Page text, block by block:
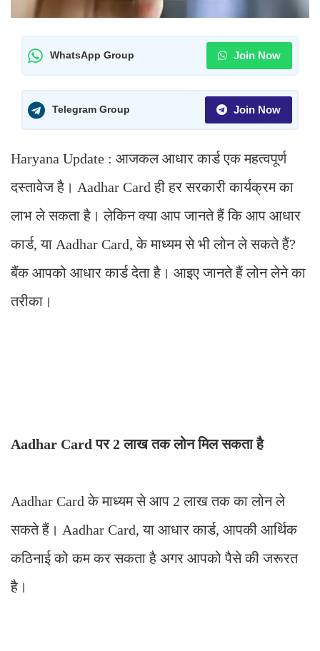
WhatsApp Group Join Now
Telegram Group Join Now
Haryana Update : आजकल आधार कार्ड एक महत्वपूर्ण
दस्तावेज है। Aadhar Card ही हर सरकारी कार्यक्रम का
लाभ ले सकता है। लेकिन क्या आप जानते हैं कि आप आधार
कार्ड, या Aadhar Card, के माध्यम से भी लोन ले सकते हैं?
बैंक आपको आधार कार्ड देता है। आइए जानते हैं लोन लेने का
तरीका।
Aadhar Card पर 2 लाख तक लोन मिल सकता है
Aadhar Card के माध्यम से आप 2 लाख तक का लोन ले
सकते हैं। Aadhar Card, या आधार कार्ड, आपकी आर्थिक
कठिनाई को कम कर सकता है अगर आपको पैसे की जरूरत
है।